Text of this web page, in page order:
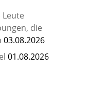
Leute
die
03.08.2026
01.08.2026